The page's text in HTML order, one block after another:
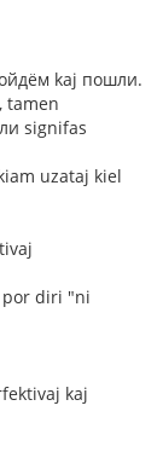
kaj пошли.
tamen
signifas
uzataj kiel
por diri "ni
kaj